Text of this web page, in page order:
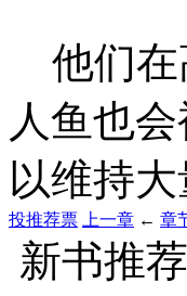
他们在
人鱼也
以维持
投推荐票 上一章 ← 章
新书推荐